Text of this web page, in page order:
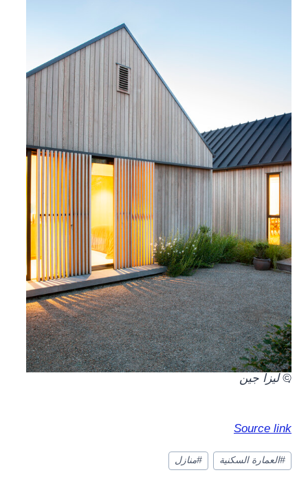
© ليزا جين
.
Source link
وسوم
المقال:
#العمارة السكنية #منازل